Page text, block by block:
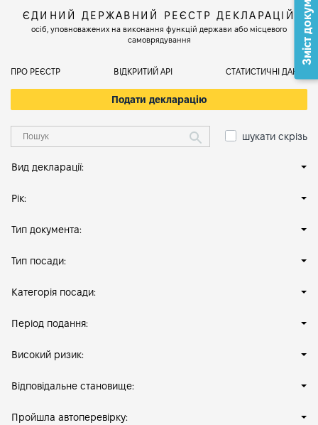
ЄДИНИЙ ДЕРЖАВНИЙ РЕЄСТР ДЕКЛАРАЦІЙ
осіб, уповноважених на виконання функцій держави або місцевого
самоврядування
ПРО РЕЄСТР ВІДКРИТИЙ АРІ СТАТИСТИЧНІ ДАНІ
Подати декларацію
шукати скрізь
Вид декларації:
Рік:
Тип документа:
Тип посади:
Категорія посади:
Період подання:
Високий ризик:
Відповідальне становище:
Пройшла автоперевірку:
Зміст документа